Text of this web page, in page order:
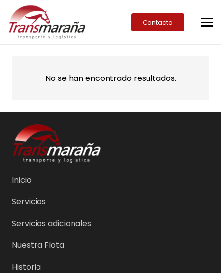
Contacto
No se han encontrado resultados.
Inicio
Servicios
Servicios adicionales
Nuestra Flota
Historia